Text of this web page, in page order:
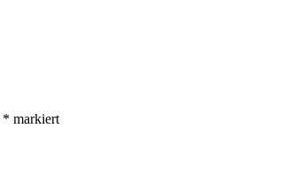
* markiert